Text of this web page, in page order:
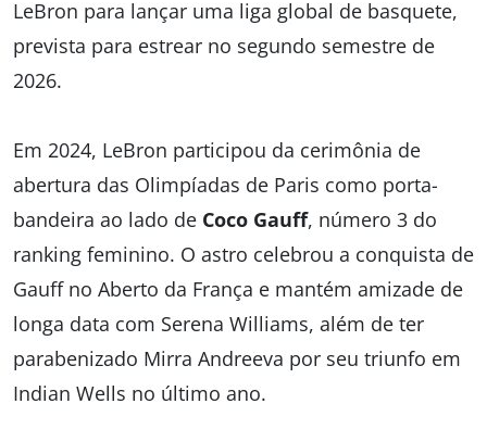
LeBron para lançar uma liga global de basquete,
prevista para estrear no segundo semestre de
2026.
Em 2024, LeBron participou da cerimônia de
abertura das Olimpíadas de Paris como porta-
bandeira ao lado de Coco Gauff, número 3 do
ranking feminino. O astro celebrou a conquista de
Gauff no Aberto da França e mantém amizade de
longa data com Serena Williams, além de ter
parabenizado Mirra Andreeva por seu triunfo em
Indian Wells no último ano.